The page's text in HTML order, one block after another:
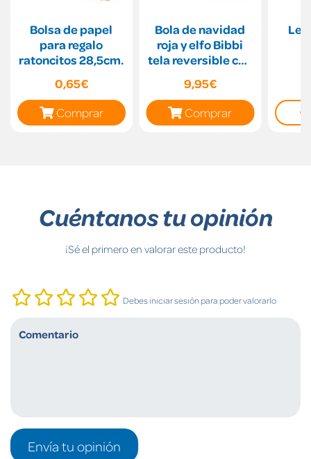
Bolsa de papel
para regalo
ratoncitos 28,5cm.
0,65€
Comprar
Bola de navidad
roja y elfo Bibbi
tela reversible con
9,95€
Comprar
Cuéntanos tu opinión
¡Sé el primero en valorar este producto!
Debes iniciar sesión para poder valorarlo
Envía tu opinión